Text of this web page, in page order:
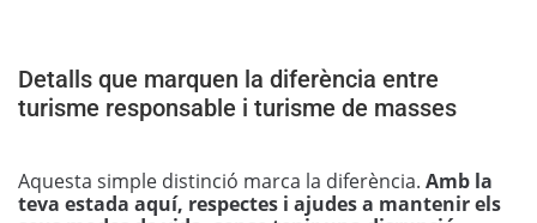
Detalls que marquen la diferència entre
turisme responsable i turisme de masses
Aquesta simple distinció marca la diferència. Amb la
teva estada aquí, respectes i ajudes a mantenir els